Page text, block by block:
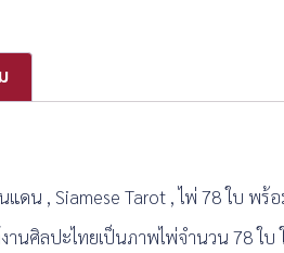
แดน , Siamese Tarot , ไพ่ 78 ใบ พร้
นศิลปะไทยเป็นภาพไพ่จำนวน 78 ใบ